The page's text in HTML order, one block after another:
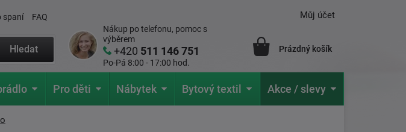
spaní FAQ
Hledat
Nákup po telefonu, pomoc s
výběrem
+420 511 146 751
Po-Pá 8:00 - 17:00 hod.
Můj účet
Prázdný košík
Pro děti Nábytek Bytový textil Akce / slevy